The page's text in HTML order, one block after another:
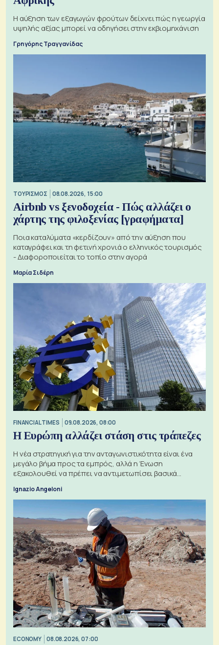
Η αύξηση των εξαγωγών φρούτων δείχνει πώς η γεωργία
υψηλής αξίας μπορεί να οδηγήσει στην εκβιομηχάνιση
Γρηγόρης Τραγγανίδας
ΤΟΥΡΙΣΜΟΣ 08.08.2026, 15:00
Airbnb vs ξενοδοχεία - Πώς αλλάζει ο
χάρτης της φιλοξενίας [γραφήματα]
Ποια καταλύματα «κερδίζουν» από την αύξηση που
καταγράφει και τη φετινή χρονιά ο ελληνικός τουρισμός
- Διαφοροποιείται το τοπίο στην αγορά
Μαρία Σιδέρη
FINANCIAL TIMES 09.08.2026, 08:00
Η Ευρώπη αλλάζει στάση στις τράπεζες
Η νέα στρατηγική για την ανταγωνιστικότητα είναι ένα
μεγάλο βήμα προς τα εμπρός, αλλά η Ένωση
εξακολουθεί να πρέπει να αντιμετωπίσει βασικά
Ignazio Angeloni
ECONOMY 08.08.2026, 07:00